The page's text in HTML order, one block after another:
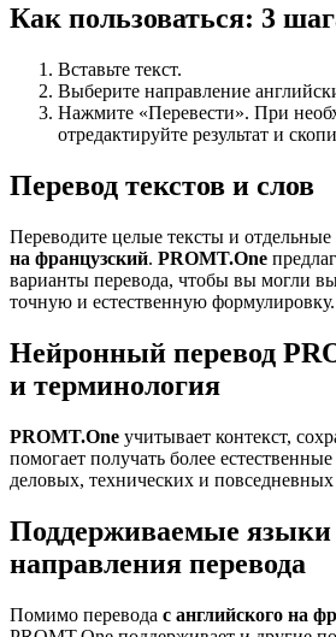
Как пользоваться: 3
Вставьте текст.
Выберите направление
Нажмите «Перевести». При
отредактируйте результат и
Перевод текстов и слов
Переводите целые тексты и отдельные
на французский. PROMT.One
варианты перевода, чтобы вы могли
точную и естественную формулировку.
Нейронный перевод
и терминология
PROMT.One учитывает контекст,
помогает получать более
деловых, технических и повседневных
Поддерживаемые
направления перевода
Помимо перевода с английского на